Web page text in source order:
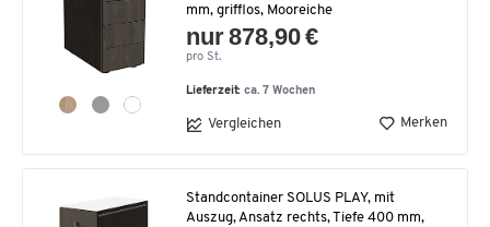
mm, grifflos, Mooreiche
nur 878,90 €
pro St.
Lieferzeit:ca. 7 Wochen
Vergleichen Merken
Standcontainer SOLUS PLAY, mit
Auszug, Ansatz rechts, Tiefe 400 mm,